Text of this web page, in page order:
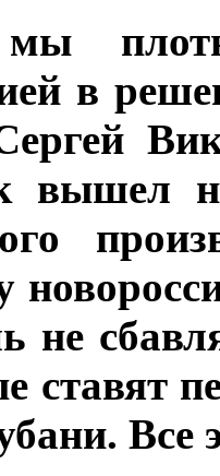
мы
в
вышел
не
ставят
Все